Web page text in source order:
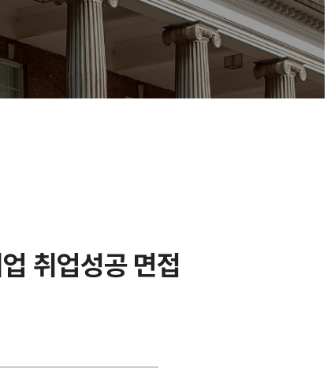
취업성공 면접